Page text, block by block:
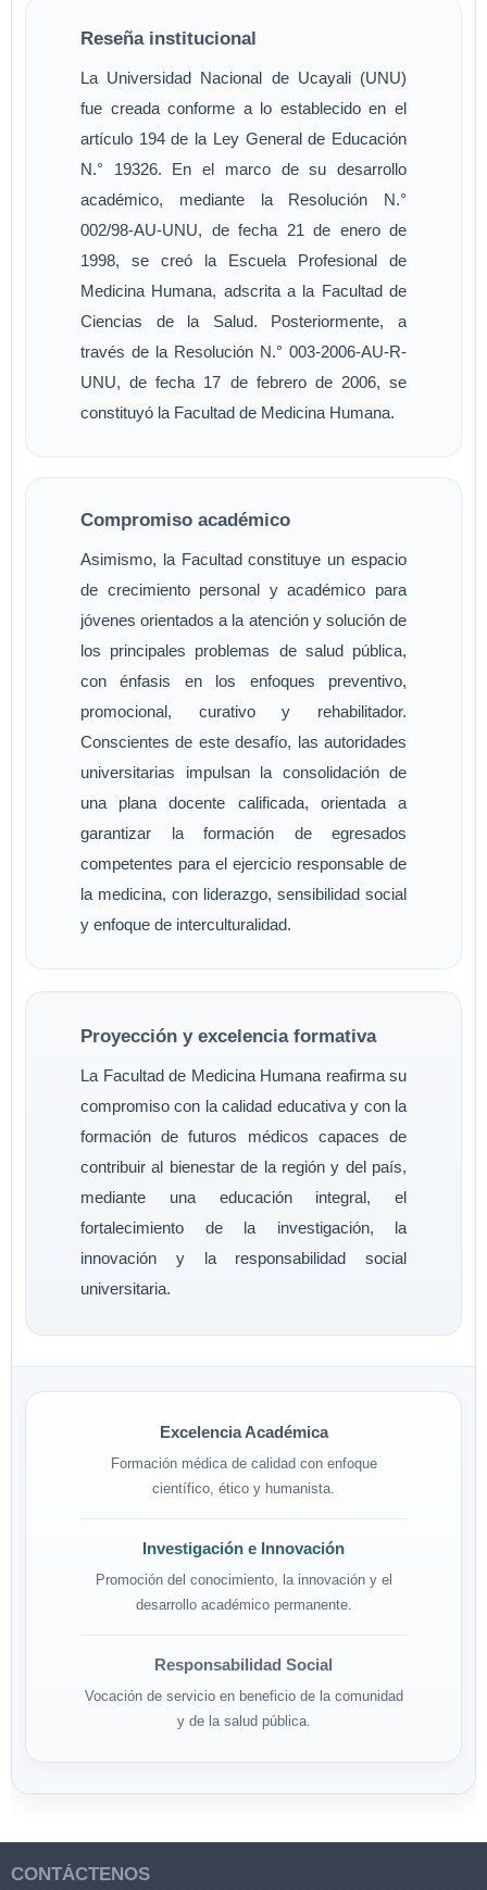
Reseña institucional
La Universidad Nacional de Ucayali (UNU)
fue creada conforme a lo establecido en el
artículo 194 de la Ley General de Educación
N.° 19326. En el marco de su desarrollo
académico, mediante la Resolución N.°
002/98-AU-UNU, de fecha 21 de enero de
1998, se creó la Escuela Profesional de
Medicina Humana, adscrita a la Facultad de
Ciencias de la Salud. Posteriormente, a
través de la Resolución N.° 003-2006-AU-R-
UNU, de fecha 17 de febrero de 2006, se
constituyó la Facultad de Medicina Humana.
Compromiso académico
Asimismo, la Facultad constituye un espacio
de crecimiento personal y académico para
jóvenes orientados a la atención y solución de
los principales problemas de salud pública,
con énfasis en los enfoques preventivo,
promocional, curativo y rehabilitador.
Conscientes de este desafío, las autoridades
universitarias impulsan la consolidación de
una plana docente calificada, orientada a
garantizar la formación de egresados
competentes para el ejercicio responsable de
la medicina, con liderazgo, sensibilidad social
y enfoque de interculturalidad.
Proyección y excelencia formativa
La Facultad de Medicina Humana reafirma su
compromiso con la calidad educativa y con la
formación de futuros médicos capaces de
contribuir al bienestar de la región y del país,
mediante una educación integral, el
fortalecimiento de la investigación, la
innovación y la responsabilidad social
universitaria.
Excelencia Académica
Formación médica de calidad con enfoque
científico, ético y humanista.
Investigación e Innovación
Promoción del conocimiento, la innovación y el
desarrollo académico permanente.
Responsabilidad Social
Vocación de servicio en beneficio de la comunidad
y de la salud pública.
CONTÁCTENOS